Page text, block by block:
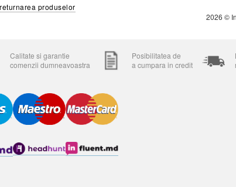
returnarea produselor
2026 ©
Calitate si garantie
comenzii dumneavoastra
Posibilitatea de
a cumpara in credit